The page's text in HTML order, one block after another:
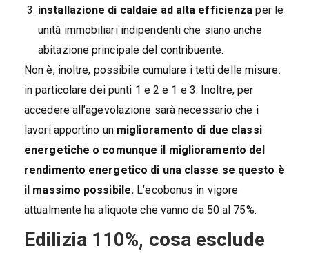
installazione di caldaie ad alta efficienza per le
unità immobiliari indipendenti che siano anche
abitazione principale del contribuente.
Non è, inoltre, possibile cumulare i tetti delle misure:
in particolare dei punti 1 e 2 e 1 e 3. Inoltre, per
accedere all’agevolazione sarà necessario che i
lavori apportino un miglioramento di due classi
energetiche o comunque il miglioramento del
rendimento energetico di una classe se questo è
il massimo possibile. L’ecobonus in vigore
attualmente ha aliquote che vanno da 50 al 75%.
Edilizia 110%, cosa esclude